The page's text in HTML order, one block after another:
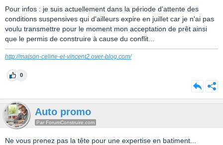
Pour infos : je suis actuellement dans la période d'attente des
conditions suspensives qui d'ailleurs expire en juillet car je n'ai pas
voulu transmettre pour le moment mon acceptation de prêt ainsi
que le permis de construire à cause du conflit...
http://maison-celine-et-vincent2.over-blog.com/
0
Auto promo
Par ForumConstruire.com
Ne vous prenez pas la tête pour une expertise en batiment...